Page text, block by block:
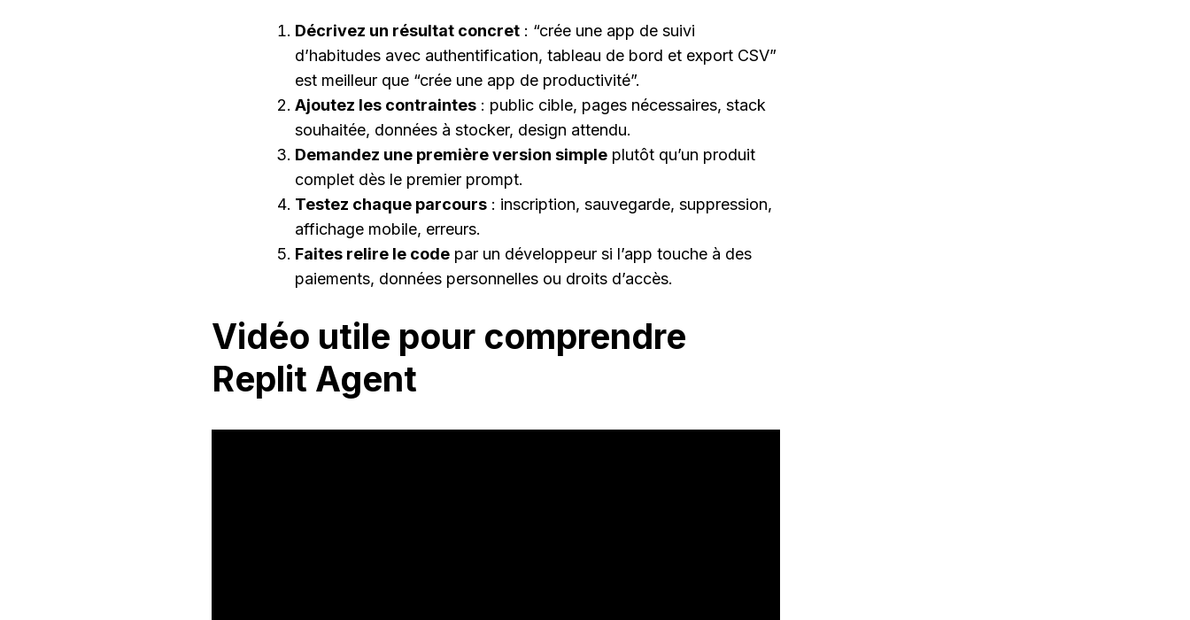
Décrivez un résultat concret : “crée une app de suivi
d’habitudes avec authentification, tableau de bord et export CSV”
est meilleur que “crée une app de productivité”.
Ajoutez les contraintes : public cible, pages nécessaires, stack
souhaitée, données à stocker, design attendu.
Demandez une première version simple plutôt qu’un produit
complet dès le premier prompt.
Testez chaque parcours : inscription, sauvegarde, suppression,
affichage mobile, erreurs.
Faites relire le code par un développeur si l’app touche à des
paiements, données personnelles ou droits d’accès.
Vidéo utile pour comprendre
Replit Agent